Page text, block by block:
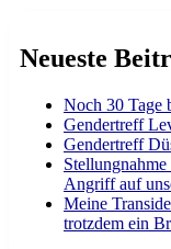
Neueste
Noch 30 Tage
Gendertreff
Gendertreff
Angriff auf
Meine
trotzdem ein